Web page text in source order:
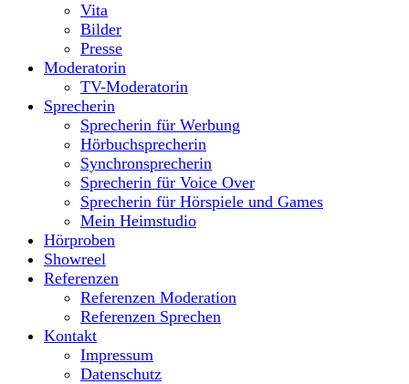
Vita
Bilder
Presse
Moderatorin
TV-Moderatorin
Sprecherin
Sprecherin für Werbung
Hörbuchsprecherin
Synchronsprecherin
Sprecherin für Voice Over
Sprecherin für Hörspiele und Games
Mein Heimstudio
Hörproben
Showreel
Referenzen
Referenzen Moderation
Referenzen Sprechen
Kontakt
Impressum
Datenschutz